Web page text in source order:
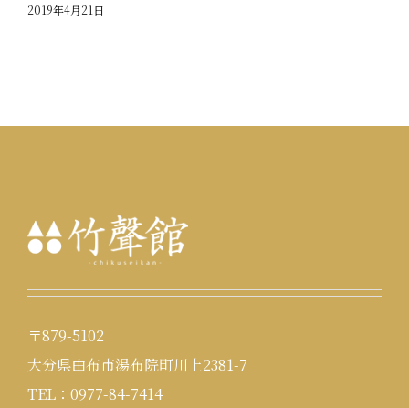
2019年4月21日
〒879-5102
大分県由布市湯布院町川上2381-7
TEL：0977-84-7414